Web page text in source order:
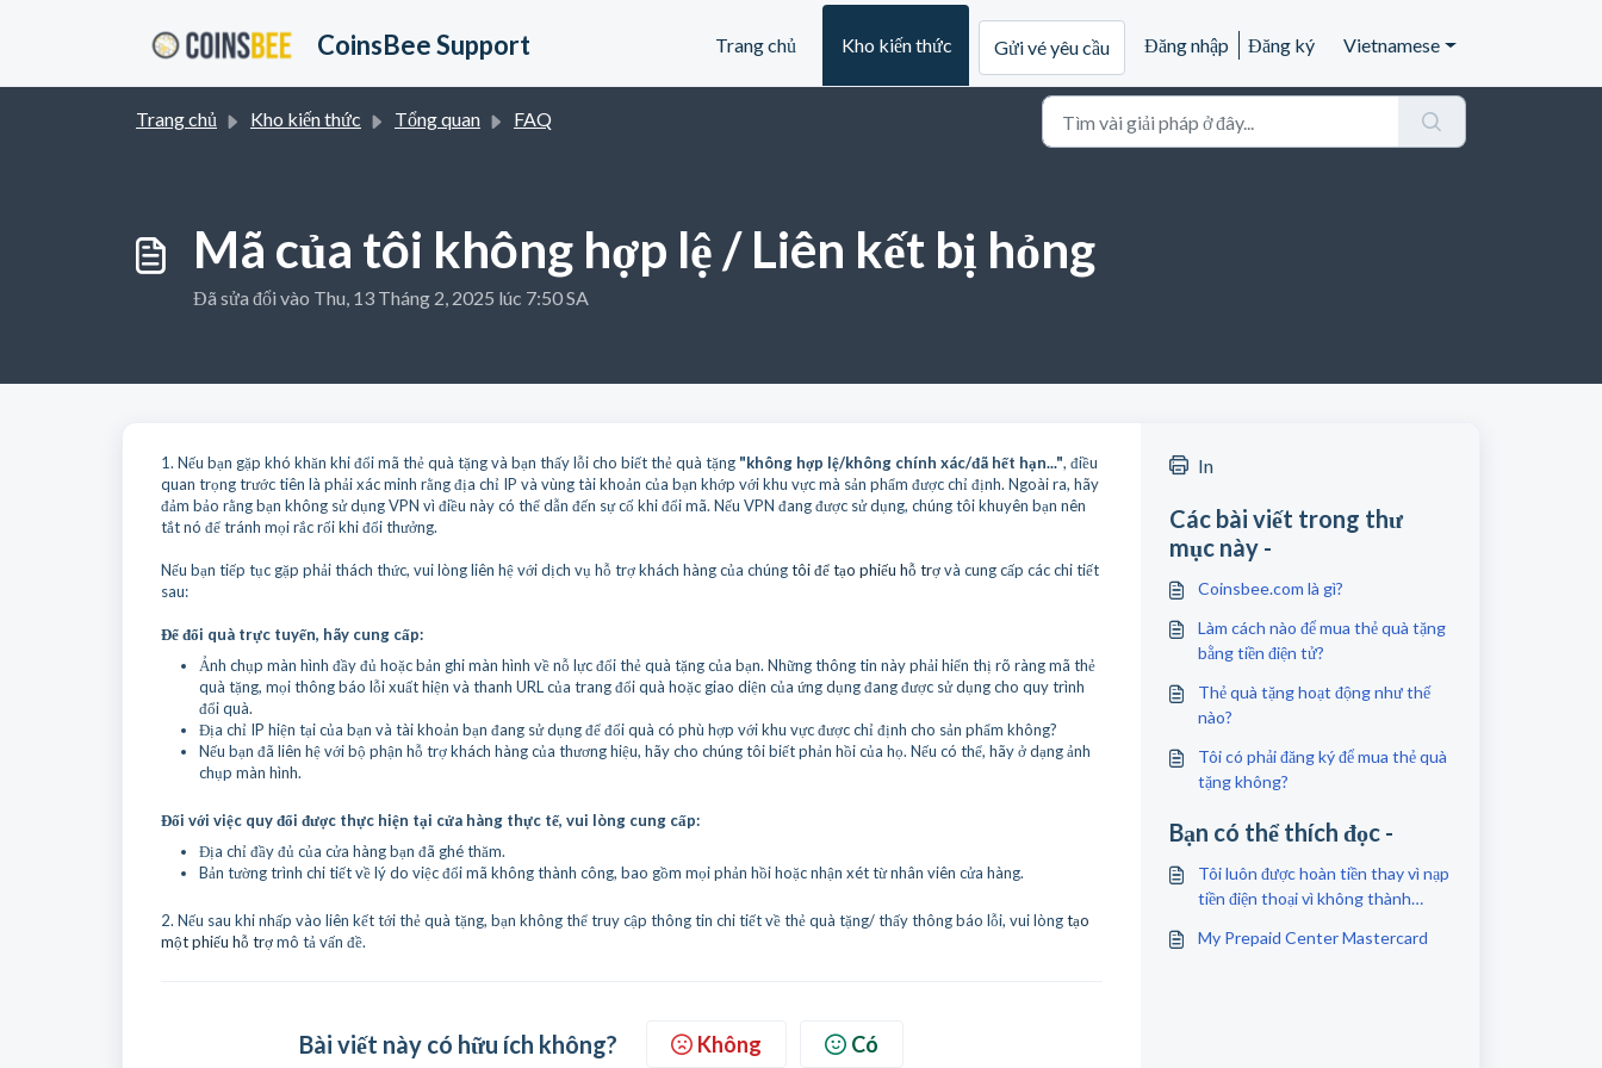
CoinsBee Support Trang chủ Kho kiến thức Gửi vé yêu cầu Đăng nhập Đăng ký Vietnamese
Trang chủ Kho kiến thức Tổng quan FAQ
Mã của tôi không hợp lệ / Liên kết bị hỏng
Đã sửa đổi vào Thu, 13 Tháng 2, 2025 lúc 7:50 SA
1. Nếu bạn gặp khó khăn khi đổi mã thẻ quà tặng và bạn thấy lỗi cho biết thẻ quà tặng "không hợp lệ/không chính xác/đã hết hạn...", điều
quan trọng trước tiên là phải xác minh rằng địa chỉ IP và vùng tài khoản của bạn khớp với khu vực mà sản phẩm được chỉ định. Ngoài ra, hãy
đảm bảo rằng bạn không sử dụng VPN vì điều này có thể dẫn đến sự cố khi đổi mã. Nếu VPN đang được sử dụng, chúng tôi khuyên bạn nên
tắt nó để tránh mọi rắc rối khi đổi thưởng.
Nếu bạn tiếp tục gặp phải thách thức, vui lòng liên hệ với dịch vụ hỗ trợ khách hàng của chúngtôi để tạo phiếu hỗ trợvà cung cấp các chi tiết
sau:
Để đổi quà trực tuyến, hãy cung cấp:
Ảnh chụp màn hình đầy đủ hoặc bản ghi màn hình về nỗ lực đổi thẻ quà tặng của bạn. Những thông tin này phải hiển thị rõ ràng mã thẻ
quà tặng, mọi thông báo lỗi xuất hiện và thanh URL của trang đổi quà hoặc giao diện của ứng dụng đang được sử dụng cho quy trình
đổi quà.
Địa chỉ IP hiện tại của bạn và tài khoản bạn đang sử dụng để đổi quà có phù hợp với khu vực được chỉ định cho sản phẩm không?
Nếu bạn đã liên hệ với bộ phận hỗ trợ khách hàng của thương hiệu, hãy cho chúng tôi biết phản hồi của họ. Nếu có thể, hãy ở dạng ảnh
chụp màn hình.
Đối với việc quy đổi được thực hiện tại cửa hàng thực tế, vui lòng cung cấp:
Địa chỉ đầy đủ của cửa hàng bạn đã ghé thăm.
Bản tường trình chi tiết về lý do việc đổi mã không thành công, bao gồm mọi phản hồi hoặc nhận xét từ nhân viên cửa hàng.
2. Nếu sau khi nhấp vào liên kết tới thẻ quà tặng, bạn không thể truy cập thông tin chi tiết về thẻ quà tặng/ thấy thông báo lỗi, vui lòngtạo
một phiếu hỗ trợmô tả vấn đề.
Bài viết này có hữu ích không? Không Có
In
Các bài viết trong thư
mục này -
Coinsbee.com là gì?
Làm cách nào để mua thẻ quà tặng
bằng tiền điện tử?
Thẻ quà tặng hoạt động như thế
nào?
Tôi có phải đăng ký để mua thẻ quà
tặng không?
Bạn có thể thích đọc -
Tôi luôn được hoàn tiền thay vì nạp
tiền điện thoại vì không thành
My Prepaid Center Mastercard